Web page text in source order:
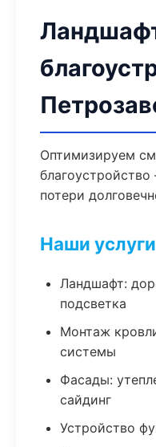
Оптимизируем
потери
Наши услуги
Ландшафт:
подсветка
Монтаж
системы
Фасады:
сайдинг
Устройство